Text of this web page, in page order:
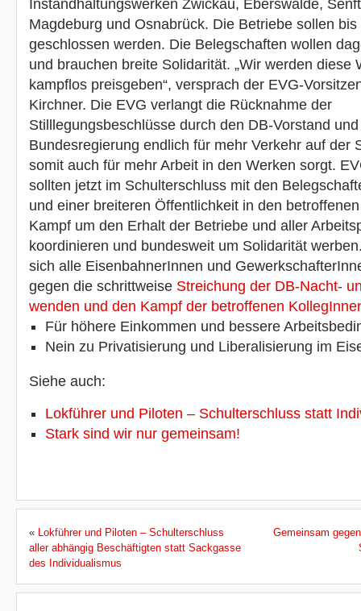
Instandhaltungswerken Zwickau, Eberswalde,
Magdeburg und Osnabrück. Die Betriebe sollen
geschlossen werden. Die Belegschaften wollen
und brauchen breite Solidarität. „Wir werden diese
kampflos preisgeben“, versprach der EVG-
Kirchner. Die EVG verlangt die Rücknahme der
Stilllegungsbeschlüsse durch den DB-Vorstand
Bundesregierung endlich für mehr Verkehr auf der
somit auch für mehr Arbeit in den Werken sorgt.
sollten jetzt im Schulterschluss mit den
und einer breiteren Öffentlichkeit in den
Kampf um den Erhalt der Betriebe und aller
koordinieren und bundesweit um Solidarität
sich alle EisenbahnerInnen und
gegen die schrittweise Streichung der DB-Nacht-
wenden und den Kampf der betroffenen
Für höhere Einkommen und bessere
Nein zu Privatisierung und Liberalisierung im
Siehe auch:
Lokführer und Piloten – Schulterschluss statt
Stark sind wir nur gemeinsam!
« Lokführer und Piloten – Schulterschluss
aller abhängig Beschäftigten statt Sackgasse
des Individualismus
Gemeinsam